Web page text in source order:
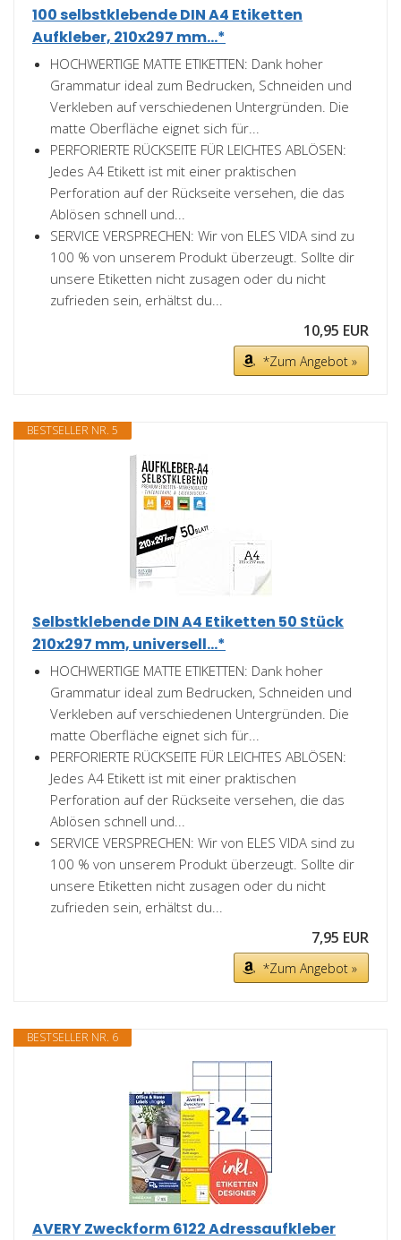
100 selbstklebende DIN A4 Etiketten
Aufkleber, 210x297 mm...*
HOCHWERTIGE MATTE ETIKETTEN: Dank hoher
Grammatur ideal zum Bedrucken, Schneiden und
Verkleben auf verschiedenen Untergründen. Die
matte Oberfläche eignet sich für...
PERFORIERTE RÜCKSEITE FÜR LEICHTES ABLÖSEN:
Jedes A4 Etikett ist mit einer praktischen
Perforation auf der Rückseite versehen, die das
Ablösen schnell und...
SERVICE VERSPRECHEN: Wir von ELES VIDA sind zu
100 % von unserem Produkt überzeugt. Sollte dir
unsere Etiketten nicht zusagen oder du nicht
zufrieden sein, erhältst du...
10,95 EUR
*Zum Angebot »
BESTSELLER NR. 5
Selbstklebende DIN A4 Etiketten 50 Stück
210x297 mm, universell...*
HOCHWERTIGE MATTE ETIKETTEN: Dank hoher
Grammatur ideal zum Bedrucken, Schneiden und
Verkleben auf verschiedenen Untergründen. Die
matte Oberfläche eignet sich für...
PERFORIERTE RÜCKSEITE FÜR LEICHTES ABLÖSEN:
Jedes A4 Etikett ist mit einer praktischen
Perforation auf der Rückseite versehen, die das
Ablösen schnell und...
SERVICE VERSPRECHEN: Wir von ELES VIDA sind zu
100 % von unserem Produkt überzeugt. Sollte dir
unsere Etiketten nicht zusagen oder du nicht
zufrieden sein, erhältst du...
7,95 EUR
*Zum Angebot »
BESTSELLER NR. 6
AVERY Zweckform 6122 Adressaufkleber